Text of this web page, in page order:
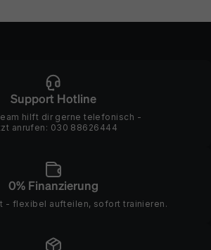
Support Hotline
hilft dir gerne telefonisch -
anrufen: 030 88626444
0% Finanzierung
- flexibel aufteilen, sofort trainieren.